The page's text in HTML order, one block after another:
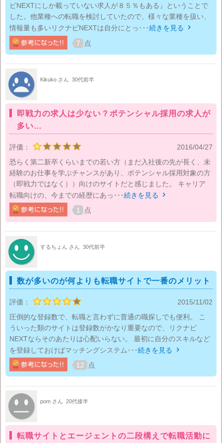
ビNEXTにしか載っていない求人が８５％もある』ということで
した。他業種への転職を検討していたので、様々な業種を扱い、
情報量も多いリクナビNEXTは自分にとっ･･･続きを見る 
7 点
Kikuko さん 30代前半
即戦力の求人は少ない？ポテンシャル採用の求人が
多い…
評価：
2016/04/27
恐らく第二新卒くらいまでの若い方（まだ入社後の先が長く、未
経験のお仕事を学ぶチャンスがあり、ポテンシャル採用対象の方
（即戦力ではなく））向けのサイトだと感じました。 キャリア
転職向けの、今までの経歴にあっ･･･続きを見る 
1 点
するちょん さん 30代前半
数が多いのが何よりも転職サイトで一番のメリット
評価：
2015/11/02
圧倒的な登録数で、転職と言わずに普通の職探しでも便利。 こ
ういった類のサイトは登録数がかなり重要なので、リクナビ
NEXTならそのあたりは心配いらない。 最初に自分のスキルなど
を登録しておけばマッチングシステム･･･続きを見る 
12 点
pom さん 20代後半
転職サイトとエージェントの二段構えで転職活動に